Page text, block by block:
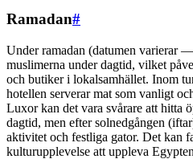
Ramadan#
Under ramadan (datumen varierar
muslimerna under dagtid, vilket
och butiker i lokalsamhället. Inom
hotellen serverar mat som vanligt
Luxor kan det vara svårare att hitta
dagtid, men efter solnedgången
aktivitet och festliga gator. Det kan
kulturupplevelse att uppleva